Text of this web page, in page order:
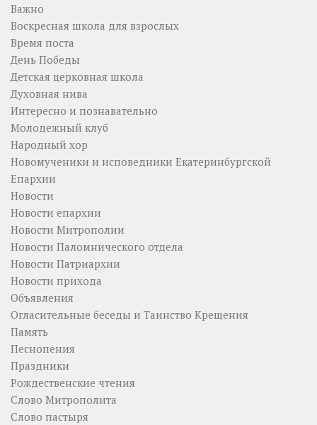
Важно
Воскресная школа для взрослых
Время поста
День Победы
Детская церковная школа
Духовная нива
Интересно и познавательно
Молодежный клуб
Народный хор
Новомученики и исповедники Екатеринбургской
Епархии
Новости
Новости епархии
Новости Митрополии
Новости Паломнического отдела
Новости Патриархии
Новости прихода
Объявления
Огласительные беседы и Таинство Крещения
Память
Песнопения
Праздники
Рождественские чтения
Слово Митрополита
Слово пастыря